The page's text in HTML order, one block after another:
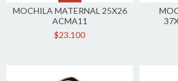
MOCHILA MATERNAL 25X26
ACMA11
$23.100